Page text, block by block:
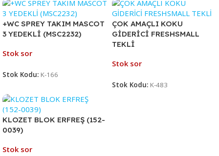
+WC SPREY TAKIM MASCOT
3 YEDEKLİ (MSC2232)
Stok sor
Stok Kodu: K-166
ÇOK AMAÇLI KOKU
GİDERİCİ FRESHSMALL
TEKLİ
Stok sor
Stok Kodu: K-483
KLOZET BLOK ERFREŞ (152-
0039)
Stok sor